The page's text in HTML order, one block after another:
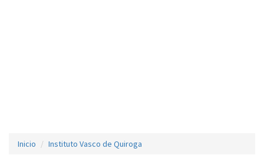
Inicio Instituto Vasco de Quiroga